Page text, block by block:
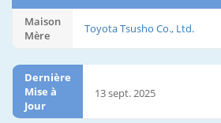
Maison
Mère
Toyota Tsusho Co., Ltd.
Dernière
Mise à
Jour
13 sept. 2025